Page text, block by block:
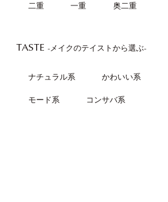
二重 一重 奥二重
TASTE -メイクのテイストから選ぶ-
ナチュラル系 かわいい系
モード系 コンサバ系